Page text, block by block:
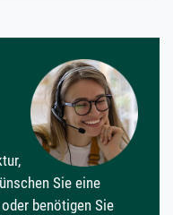
Sie eine
benötigen Sie